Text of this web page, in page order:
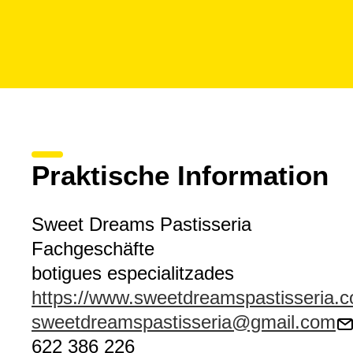
Praktische Information
Sweet Dreams Pastisseria
Fachgeschäfte
botigues especialitzades
https://
sweetdreamspastisseria@gmail.com
622 386 226